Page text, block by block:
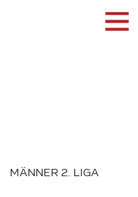
MÄNNER 2. LIGA